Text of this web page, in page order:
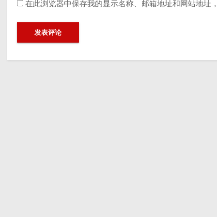
在此浏览器中保存我的显示名称、邮箱地址和网站地址